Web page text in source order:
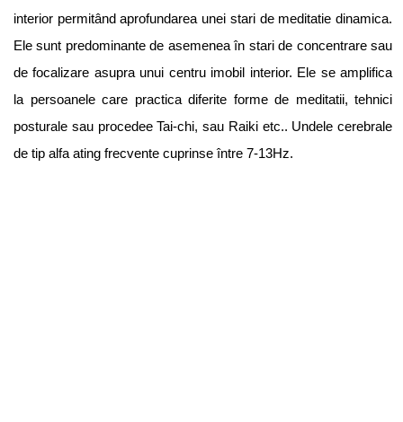
interior permitând aprofundarea unei stari de meditatie dinamica.
Ele sunt predominante de asemenea în stari de concentrare sau
de focalizare asupra unui centru imobil interior. Ele se amplifica
la persoanele care practica diferite forme de meditatii, tehnici
posturale sau procedee Tai-chi, sau Raiki etc.. Undele cerebrale
de tip alfa ating frecvente cuprinse între 7-13Hz.